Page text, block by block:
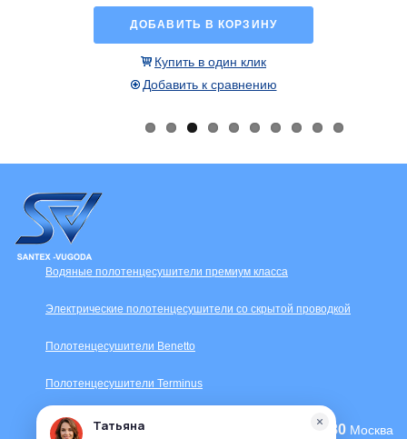
ДОБАВИТЬ В КОРЗИНУ
Купить в один клик
Добавить к сравнению
Водяные полотенцесушители премиум класса
Электрические полотенцесушители со скрытой проводкой
Полотенцесушители Benetto
Полотенцесушители Terminus
+7 (495) 104-62-80 Москва